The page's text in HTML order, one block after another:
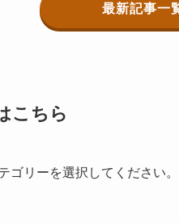
最新記事一
こちら
ゴリーを選択してください。